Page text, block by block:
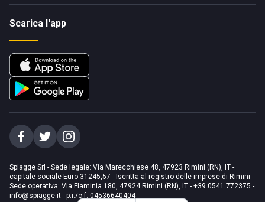
Scarica l'app
Spiagge Srl - Sede legale: Via Marecchiese 48, 47923 Rimini (RN), IT -
capitale sociale Euro 31245,57 - Iscritta al registro delle imprese di Rimini
Sede operativa: Via Flaminia 180, 47924 Rimini (RN), IT - +39 0541 772375 -
info@spiagge.it - p.i./c.f. 04536640404